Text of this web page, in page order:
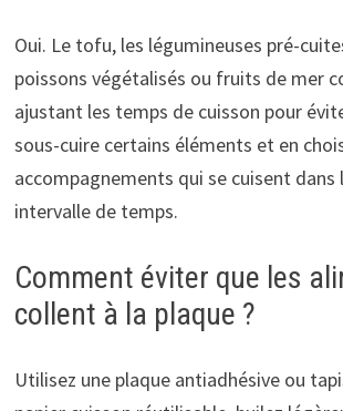
Oui. Le tofu, les légumineuses pré-
poissons végétalisés ou fruits de mer
ajustant les temps de cuisson pour
sous-cuire certains éléments et en
accompagnements qui se cuisent dans
intervalle de temps.
Comment éviter que les
collent à la plaque ?
Utilisez une plaque antiadhésive ou